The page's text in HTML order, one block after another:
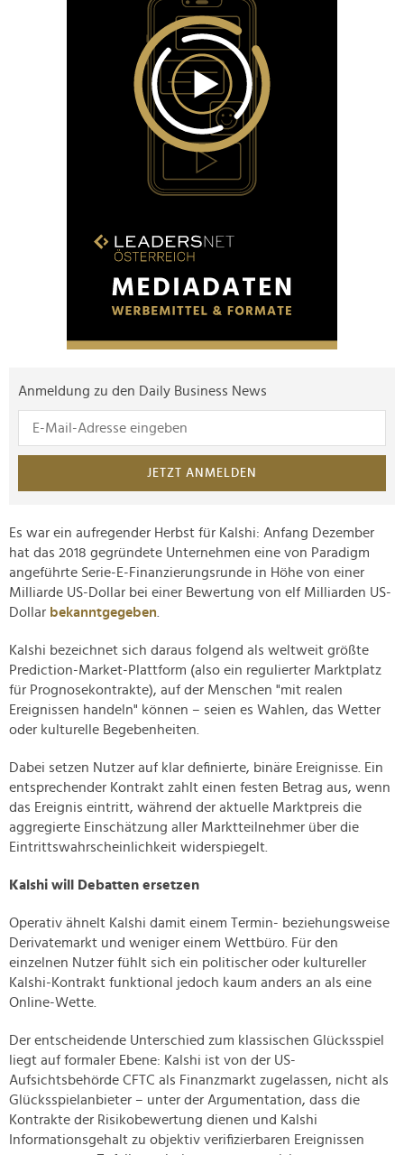
Anmeldung zu den Daily Business News
JETZT ANMELDEN
Es war ein aufregender Herbst für Kalshi: Anfang Dezember
hat das 2018 gegründete Unternehmen eine von Paradigm
angeführte Serie-E-Finanzierungsrunde in Höhe von einer
Milliarde US-Dollar bei einer Bewertung von elf Milliarden US-
Dollar bekanntgegeben
Kalshi bezeichnet sich daraus folgend als weltweit größte
Prediction-Market-Plattform (also ein regulierter Marktplatz
für Prognosekontrakte), auf der Menschen "mit realen
Ereignissen handeln" können – seien es Wahlen, das Wetter
oder kulturelle Begebenheiten.
Dabei setzen Nutzer auf klar definierte, binäre Ereignisse. Ein
entsprechender Kontrakt zahlt einen festen Betrag aus, wenn
das Ereignis eintritt, während der aktuelle Marktpreis die
aggregierte Einschätzung aller Marktteilnehmer über die
Eintrittswahrscheinlichkeit widerspiegelt.
Kalshi will Debatten ersetzen
Operativ ähnelt Kalshi damit einem Termin- beziehungsweise
Derivatemarkt und weniger einem Wettbüro. Für den
einzelnen Nutzer fühlt sich ein politischer oder kultureller
Kalshi-Kontrakt funktional jedoch kaum anders an als eine
Online-Wette.
Der entscheidende Unterschied zum klassischen Glücksspiel
liegt auf formaler Ebene: Kalshi ist von der US-
Aufsichtsbehörde CFTC als Finanzmarkt zugelassen, nicht als
Glücksspielanbieter – unter der Argumentation, dass die
Kontrakte der Risikobewertung dienen und Kalshi
Informationsgehalt zu objektiv verifizierbaren Ereignissen